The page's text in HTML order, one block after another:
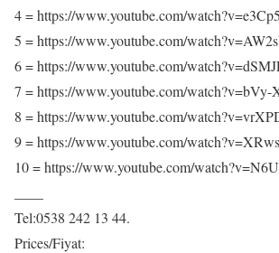
4 = https://www.youtube.com/
5 = https://www.youtube.com/
6 = https://www.youtube.com/
7 = https://www.youtube.com/watch?v=bVy-
8 = https://www.youtube.com/
9 = https://www.youtube.com/
10 = https://www.youtube.com/
Tel:0538 242 13 44.
Prices/Fiyat: